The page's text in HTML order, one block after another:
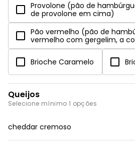
Provolone (pão de
de provolone em cima)
Pão vermelho (pão de
vermelho com gergelim, a
Brioche Caramelo
Queijos
Selecione mínimo 1 opções
cheddar cremoso